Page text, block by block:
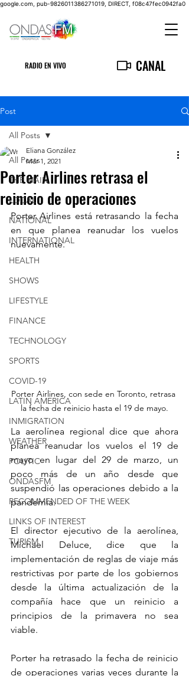
google.com, pub-9826011386271019, DIRECT, f08c47fec0942fa0
RADIO EN VIVO CANAL
Post
All Posts
THE MAIN
LOCAL
NATIONAL
INTERNATIONAL
HEALTH
SHOWS
LIFESTYLE
FINANCE
TECHNOLOGY
SPORTS
COVID-19
LATIN AMERICA
INMIGRATION
WEATHER
POLITIC
ONDASFM
RECOMMENDED OF THE WEEK
LINKS OF INTEREST
TURISM
All Posts
Porter Airlines retrasa el
reinicio de operaciones
Eliana González
Mar 1, 2021
Porter Airlines está retrasando la fecha
en que planea reanudar los vuelos
nuevamente.
Porter Airlines, con sede en Toronto, retrasa
la fecha de reinicio hasta el 19 de mayo.
La aerolínea regional dice que ahora
planea reanudar los vuelos el 19 de
mayo en lugar del 29 de marzo, un
poco más de un año desde que
suspendió las operaciones debido a la
pandemia.
El director ejecutivo de la aerolínea,
Michael Deluce, dice que la
implementación de reglas de viaje más
restrictivas por parte de los gobiernos
desde la última actualización de la
compañía hace que un reinicio a
principios de la primavera no sea
viable.
Porter ha retrasado la fecha de reinicio
de operaciones varias veces durante la